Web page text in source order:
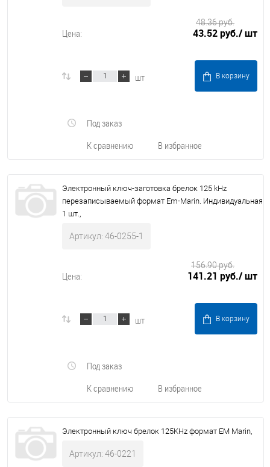
Цена: 43.52 руб./ шт
48.36 руб.
шт В корзину
К сравнению В избранное
Под заказ
Электронный ключ-заготовка брелок 125 kHz
перезаписываемый формат Em-Marin. Индивидуальная
1 шт.,
Артикул: 46-0255-1
Цена: 141.21 руб./ шт
156.90 руб.
шт В корзину
К сравнению В избранное
Под заказ
Электронный ключ брелок 125KHz формат EM Marin,
Артикул: 46-0221